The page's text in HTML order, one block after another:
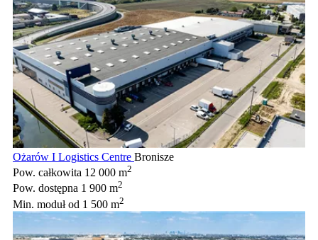
Ożarów I Logistics Centre Bronisze
Pow. całkowita 12 000 m2
Pow. dostępna 1 900 m2
Min. modułod 1 500 m2